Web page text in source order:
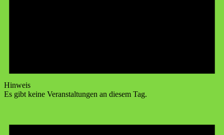
Hinweis
Es gibt keine Veranstaltungen an diesem Tag.